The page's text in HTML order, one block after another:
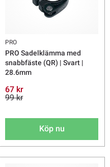
PRO
PRO Sadelklämma med
snabbfäste (QR) | Svart |
28.6mm
67 kr
99 kr
Köp nu